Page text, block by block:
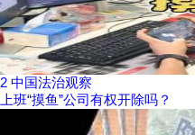
2 中国法治观察
上班“摸鱼”公司有权开除吗？